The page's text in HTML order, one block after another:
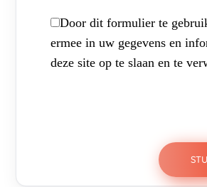
Door dit formulier te
ermee in uw gegevens en
deze site op te slaan en te